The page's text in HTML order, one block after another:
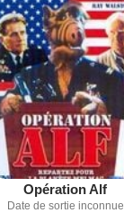
Opération Alf
Date de sortie inconnue